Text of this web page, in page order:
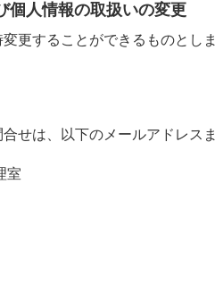
個人情報の取扱いの変更
更することができるものとし
せは、以下のメールアドレス
室